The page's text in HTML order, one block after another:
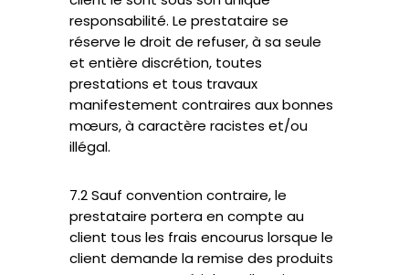
responsabilité. Le prestataire se
réserve le droit de refuser, à sa seule
et entière discrétion, toutes
prestations et tous travaux
manifestement contraires aux bonnes
mœurs, à caractère racistes et/ou
illégal.
7.2 Sauf convention contraire, le
prestataire portera en compte au
client tous les frais encourus lorsque le
client demande la remise des produits